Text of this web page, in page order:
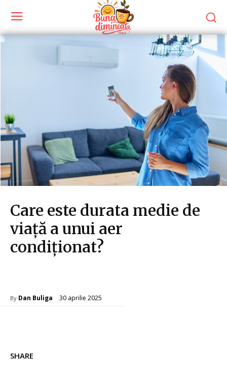
Care este durata medie de
viață a unui aer
condiționat?
By Dan Buliga 30 aprilie 2025
SHARE